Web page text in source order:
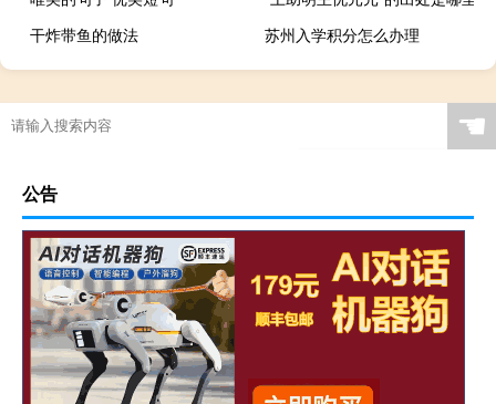
干炸带鱼的做法
苏州入学积分怎么办理
☚
公告